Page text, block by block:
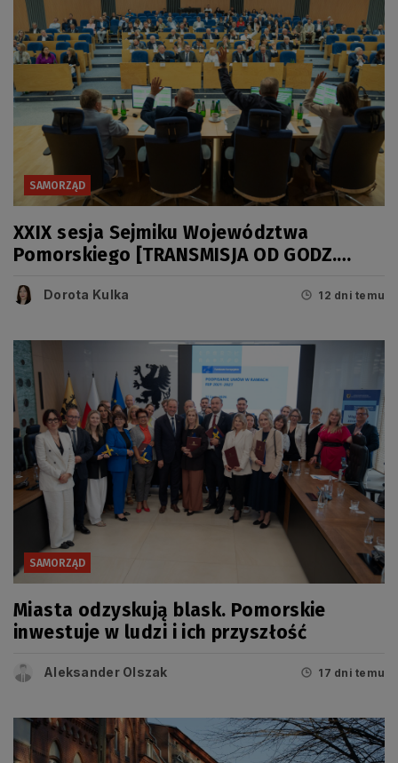
SAMORZĄD
XXIX sesja Sejmiku Województwa
Pomorskiego [TRANSMISJA OD GODZ.
Dorota Kulka 12 dni temu
SAMORZĄD
Miasta odzyskują blask. Pomorskie
inwestuje w ludzi i ich przyszłość
Aleksander Olszak 17 dni temu